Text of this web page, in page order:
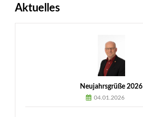
Aktuelles
Neujahrsgrüße 2026
04.01.2026